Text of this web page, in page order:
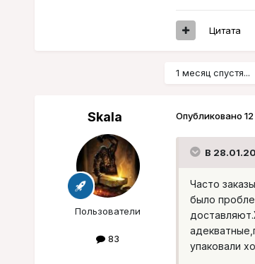
Цитата
1 месяц спустя...
Skala
Пользователи
83
Опубликовано
В
Часто
было
упаковали